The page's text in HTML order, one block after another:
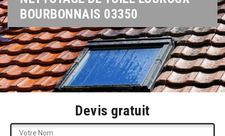
BOURBONNAIS 03350
Devis gratuit